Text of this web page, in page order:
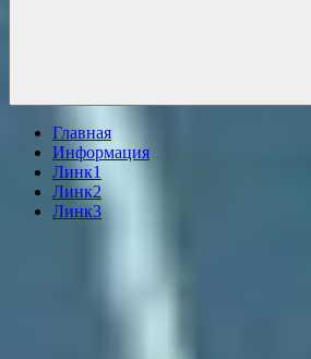
Главная
Информация
Линк1
Линк2
Линк3